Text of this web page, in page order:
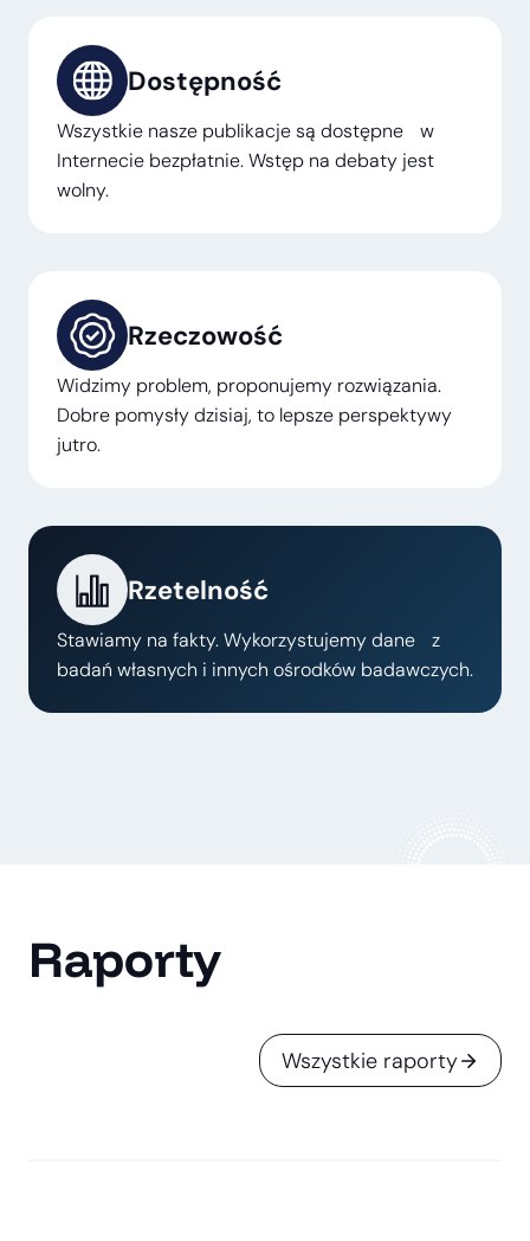
Dostępność
Wszystkie nasze publikacje są dostępne w
Internecie bezpłatnie. Wstęp na debaty jest
wolny.
Rzeczowość
Widzimy problem, proponujemy rozwiązania.
Dobre pomysły dzisiaj, to lepsze perspektywy
jutro.
Rzetelność
Stawiamy na fakty. Wykorzystujemy dane z
badań własnych i innych ośrodków badawczych.
Raporty
Wszystkie raporty